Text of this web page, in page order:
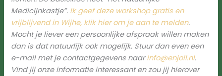
Medicijnkastje”. Ik geef deze workshop gratis en
vrijblijvend in Wijhe, klik hier om je aan te melden.
Mocht je liever een persoonlijke afspraak willen maken
dan is dat natuurlijk ook mogelijk. Stuur dan even een
e-mail met je contactgegevens naarinfo@enjoil.nl.
Vind jij onze informatie interessant en zou jij hierover